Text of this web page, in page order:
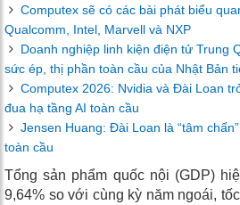
Computex sẽ có các bài phát biểu
Qualcomm, Intel, Marvell và NXP
Doanh nghiệp linh kiện điện tử Trung
sức ép, thị phần toàn cầu của Nhật Bản
Computex 2026: Nvidia và Đài Loan
đua hạ tầng AI toàn cầu
Jensen Huang: Đài Loan là “tâm
toàn cầu
Tổng sản phẩm quốc nội (GDP)
9,64% so với cùng kỳ năm ngoái,